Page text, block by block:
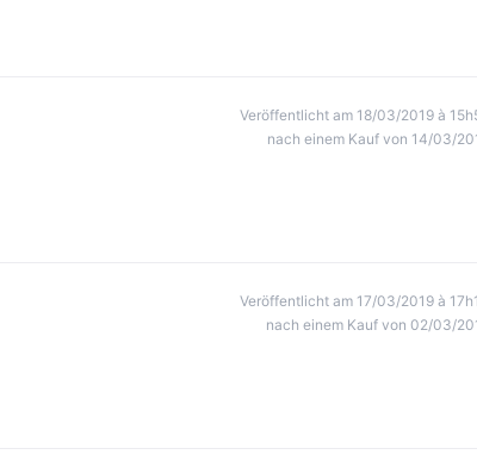
Veröffentlicht am 18/03/2019 à
nach einem Kauf von 14/03/
Veröffentlicht am 17/03/2019 à
nach einem Kauf von 02/03/